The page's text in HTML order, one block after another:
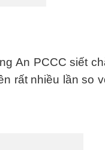
An PCCC siết
rất nhiều lần so